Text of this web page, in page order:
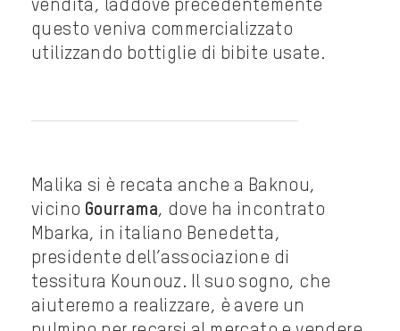
vendita, laddove precedentemente
questo veniva commercializzato
utilizzando bottiglie di bibite usate.
Malika si è recata anche a Baknou,
vicino Gourrama, dove ha incontrato
Mbarka, in italiano Benedetta,
presidente dell’associazione di
tessitura Kounouz. Il suo sogno, che
aiuteremo a realizzare, è avere un